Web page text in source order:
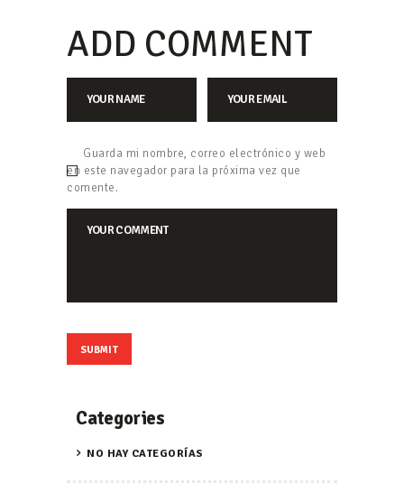
ADD COMMENT
Guarda mi nombre, correo electrónico y web
en este navegador para la próxima vez que
comente.
Categories
NO HAY CATEGORÍAS